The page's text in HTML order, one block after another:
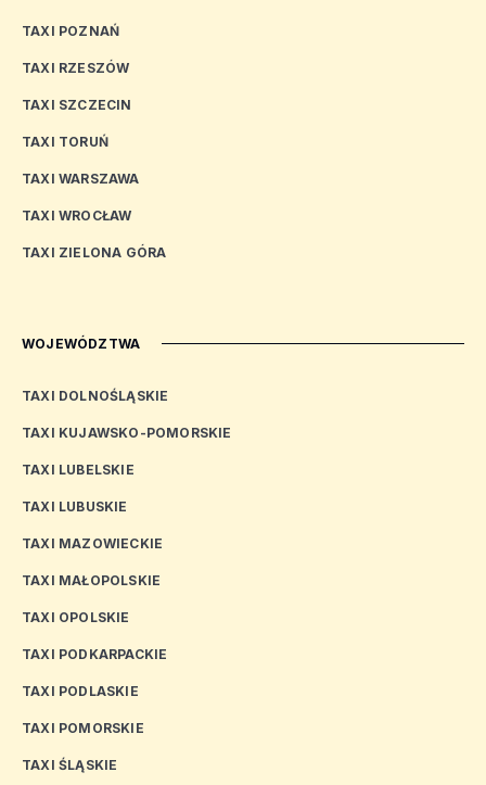
TAXI POZNAŃ
TAXI RZESZÓW
TAXI SZCZECIN
TAXI TORUŃ
TAXI WARSZAWA
TAXI WROCŁAW
TAXI ZIELONA GÓRA
WOJEWÓDZTWA
TAXI DOLNOŚLĄSKIE
TAXI KUJAWSKO-POMORSKIE
TAXI LUBELSKIE
TAXI LUBUSKIE
TAXI MAZOWIECKIE
TAXI MAŁOPOLSKIE
TAXI OPOLSKIE
TAXI PODKARPACKIE
TAXI PODLASKIE
TAXI POMORSKIE
TAXI ŚLĄSKIE